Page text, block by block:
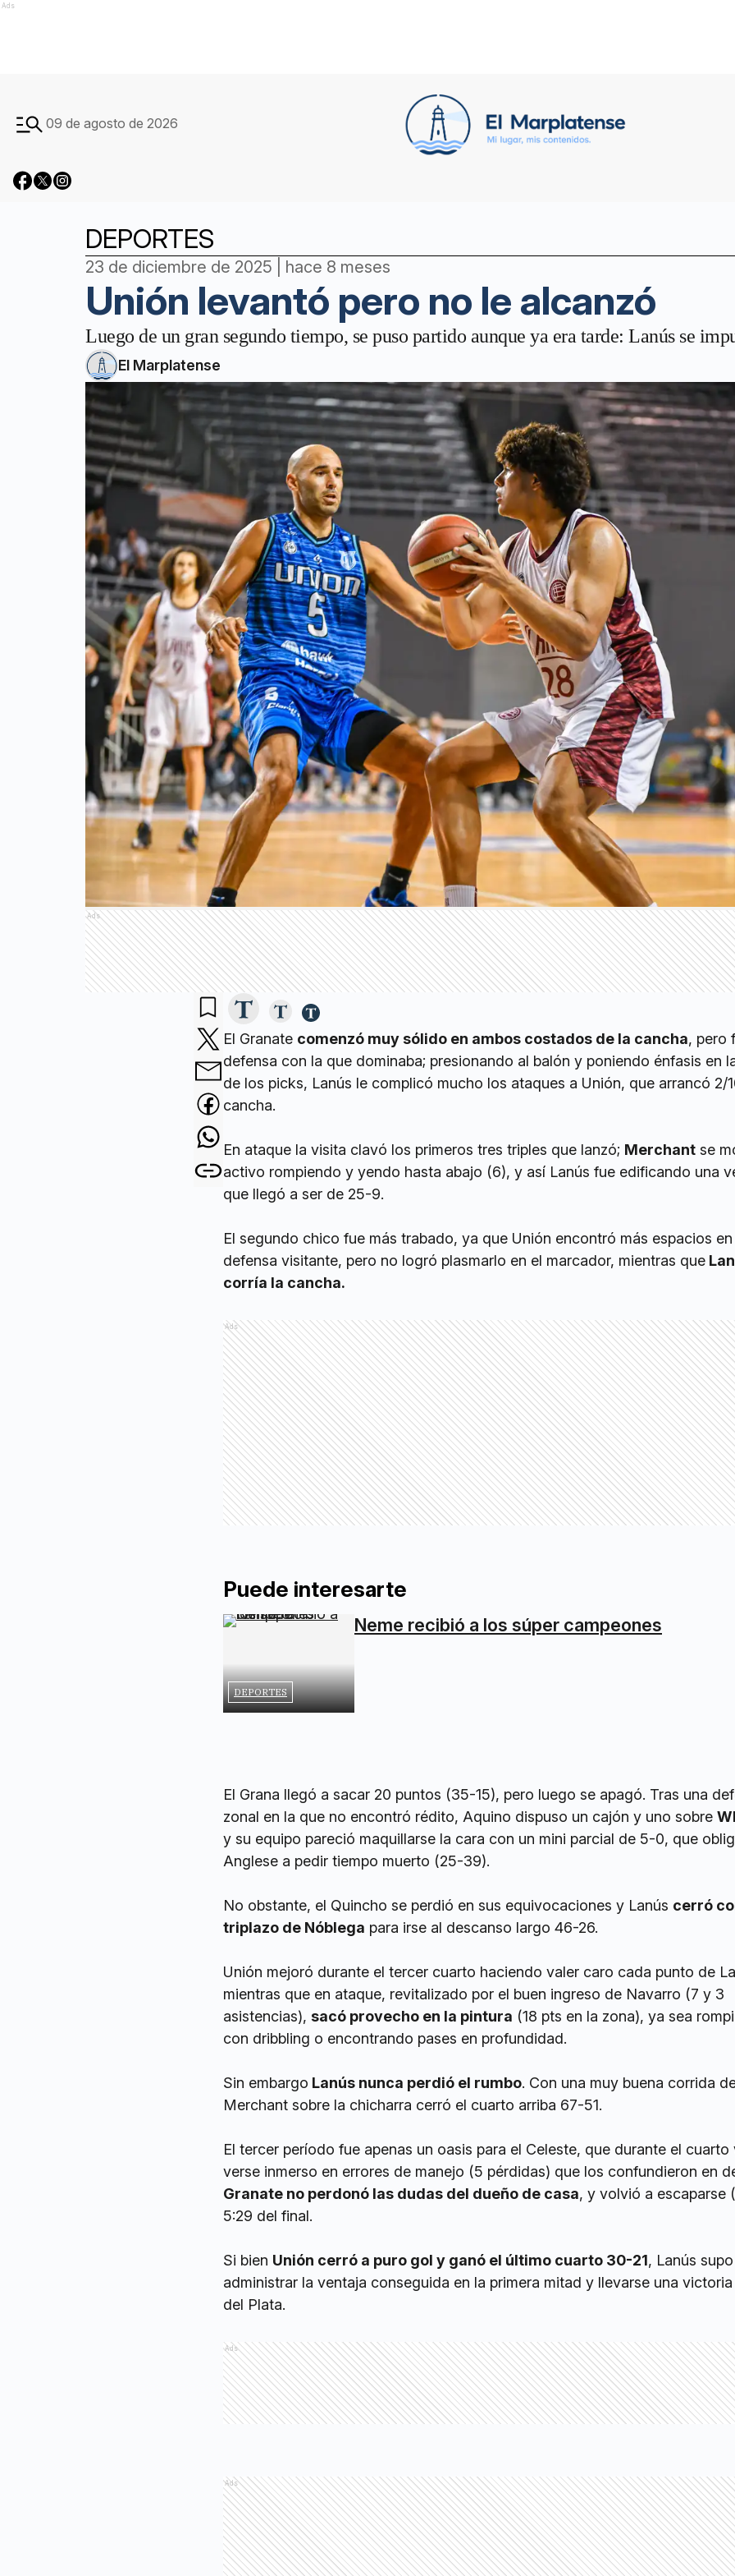
Ads
09 de agosto de 2026
DEPORTES
23 de diciembre de 2025 | hace 8 meses
Unión levantó pero no le alcanzó
Luego de un gran segundo tiempo, se puso partido aunque ya era tarde: Lanús se
El Marplatense
Ads
El Granate comenzó muy sólido en ambos costados de la cancha, pero
defensa con la que dominaba; presionando al balón y poniendo énfasis en
de los picks, Lanús le complicó mucho los ataques a Unión, que arrancó 2/
cancha.
En ataque la visita clavó los primeros tres triples que lanzó; Merchant se
activo rompiendo y yendo hasta abajo (6), y así Lanús fue edificando una
que llegó a ser de 25-9.
El segundo chico fue más trabado, ya que Unión encontró más espacios
defensa visitante, pero no logró plasmarlo en el marcador, mientras que
corría la cancha.
Ads
Puede interesarte
DEPORTES
Neme recibió a los súper campeones
El Grana llegó a sacar 20 puntos (35-15), pero luego se apagó. Tras una
zonal en la que no encontró rédito, Aquino dispuso un cajón y uno sobre
y su equipo pareció maquillarse la cara con un mini parcial de 5-0, que
Anglese a pedir tiempo muerto (25-39).
No obstante, el Quincho se perdió en sus equivocaciones y Lanús cerró
triplazo de Nóblega para irse al descanso largo 46-26.
Unión mejoró durante el tercer cuarto haciendo valer caro cada punto de
mientras que en ataque, revitalizado por el buen ingreso de Navarro (7 y 3
asistencias), sacó provecho en la pintura (18 pts en la zona), ya sea
con dribbling o encontrando pases en profundidad.
Sin embargo Lanús nunca perdió el rumbo. Con una muy buena corrida
Merchant sobre la chicharra cerró el cuarto arriba 67-51.
El tercer período fue apenas un oasis para el Celeste, que durante el cuarto
verse inmerso en errores de manejo (5 pérdidas) que los confundieron en
Granate no perdonó las dudas del dueño de casa, y volvió a escaparse
5:29 del final.
Si bien Unión cerró a puro gol y ganó el último cuarto 30-21, Lanús
administrar la ventaja conseguida en la primera mitad y llevarse una
del Plata.
Ads
Ads